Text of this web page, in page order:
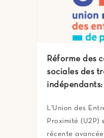
Réforme des
sociales des
indépendants:
L'Union des
Proximité (U2P)
récente